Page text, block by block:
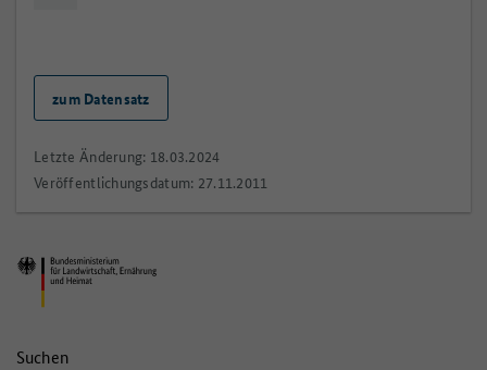
zum Datensatz
Letzte Änderung: 18.03.2024
Veröffentlichungsdatum: 27.11.2011
Suchen